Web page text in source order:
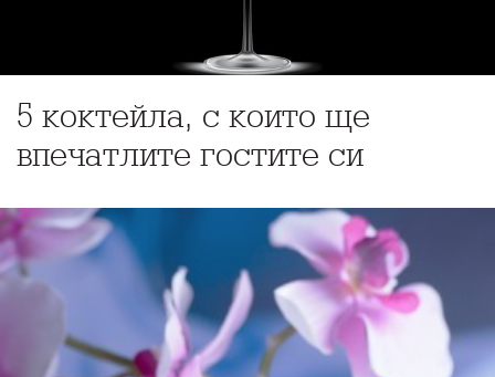
5 коктейла, с които ще
впечатлите гостите си